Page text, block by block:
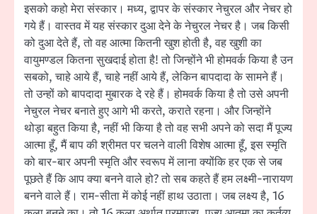
इसको कहो मेरा संस्कार। मध्य, द्वापर के संस्कार नेचुरल और नेचर हो
गये हैं। वास्तव में यह संस्कार दुआ देने के नेचुरल नेचर है। जब किसी
को दुआ देते हैं, तो वह आत्मा कितनी खुश होती है, वह खुशी का
वायुमण्डल कितना सुखदाई होता है! तो जिन्होंने भी होमवर्क किया है उन
सबको, चाहे आये हैं, चाहे नहीं आये हैं, लेकिन बापदादा के सामने हैं।
तो उन्हों को बापदादा मुबारक दे रहे हैं। होमवर्क किया है तो उसे अपनी
नेचुरल नेचर बनाते हुए आगे भी करते, कराते रहना। और जिन्होंने
थोड़ा बहुत किया है, नहीं भी किया है तो वह सभी अपने को सदा मैं पूज्य
आत्मा हूँ, मैं बाप की श्रीमत पर चलने वाली विशेष आत्मा हूँ, इस स्मृति
को बार-बार अपनी स्मृति और स्वरूप में लाना क्योंकि हर एक से जब
पूछते हैं कि आप क्या बनने वाले हो? तो सब कहते हैं हम लक्ष्मी-नारायण
बनने वाले हैं। राम-सीता में कोई नहीं हाथ उठाता। जब लक्ष्य है, 16